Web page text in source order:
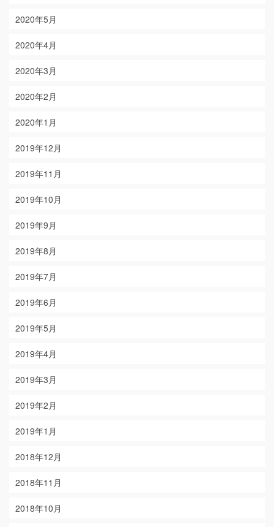
2020年5月
2020年4月
2020年3月
2020年2月
2020年1月
2019年12月
2019年11月
2019年10月
2019年9月
2019年8月
2019年7月
2019年6月
2019年5月
2019年4月
2019年3月
2019年2月
2019年1月
2018年12月
2018年11月
2018年10月